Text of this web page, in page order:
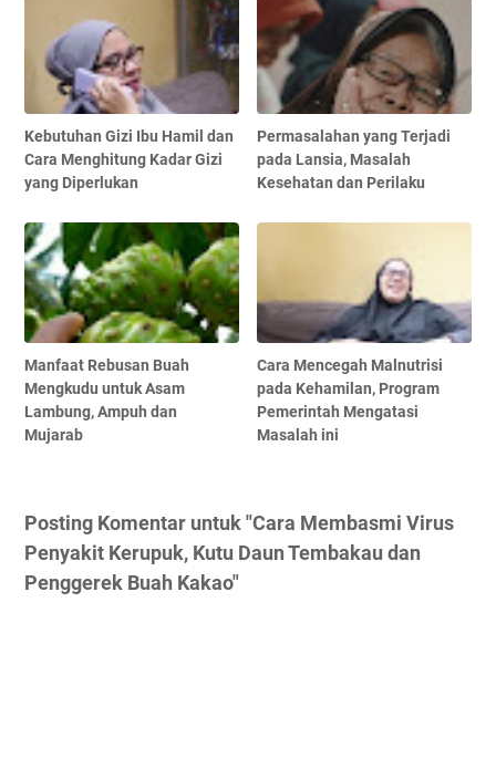
Kebutuhan Gizi Ibu Hamil dan
Cara Menghitung Kadar Gizi
yang Diperlukan
Permasalahan yang Terjadi
pada Lansia, Masalah
Kesehatan dan Perilaku
Manfaat Rebusan Buah
Mengkudu untuk Asam
Lambung, Ampuh dan
Mujarab
Cara Mencegah Malnutrisi
pada Kehamilan, Program
Pemerintah Mengatasi
Masalah ini
Posting Komentar untuk "Cara Membasmi Virus
Penyakit Kerupuk, Kutu Daun Tembakau dan
Penggerek Buah Kakao"